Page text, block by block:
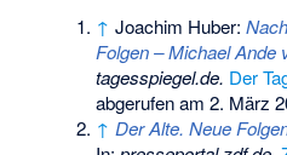
↑ Joachim Huber:
Folgen – Michael Ande
tagesspiegel.de. Der
abgerufen am 2. März
↑ Der Alte. Neue